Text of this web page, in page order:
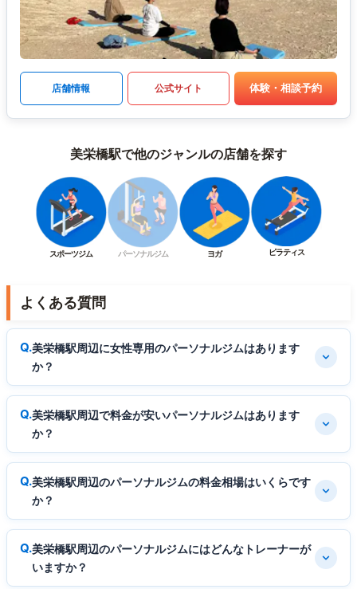
店舗情報 公式サイト 体験・相談予約
美栄橋駅で他のジャンルの店舗を探す
スポーツジム パーソナルジム ヨガ ピラティス
よくある質問
美栄橋駅周辺に女性専用のパーソナルジムはあります
か？
美栄橋駅周辺で料金が安いパーソナルジムはあります
か？
美栄橋駅周辺のパーソナルジムの料金相場はいくらです
か？
美栄橋駅周辺のパーソナルジムにはどんなトレーナーが
いますか？